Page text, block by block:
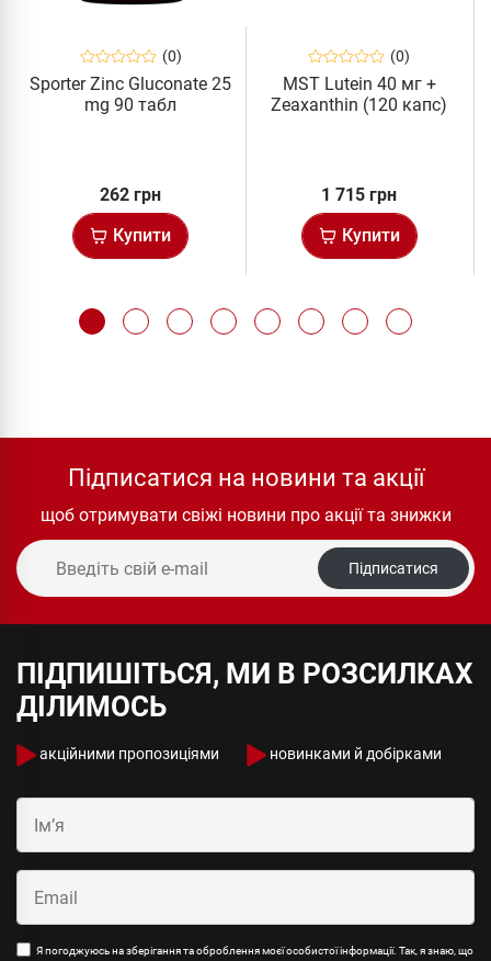
(0)
Sporter Zinc Gluconate 25
mg 90 табл
262 грн
Купити
(0)
MST Lutein 40 мг +
Zeaxanthin (120 капс)
1 715 грн
Купити
Підписатися на новини та акції
щоб отримувати свіжі новини про акції та знижки
Підписатися
ПІДПИШІТЬСЯ, МИ В РОЗСИЛКАХ
ДІЛИМОСЬ
акційними пропозиціями новинками й добірками
Я погоджуюсь на зберігання та оброблення моєї особистої інформації. Так, я знаю, що